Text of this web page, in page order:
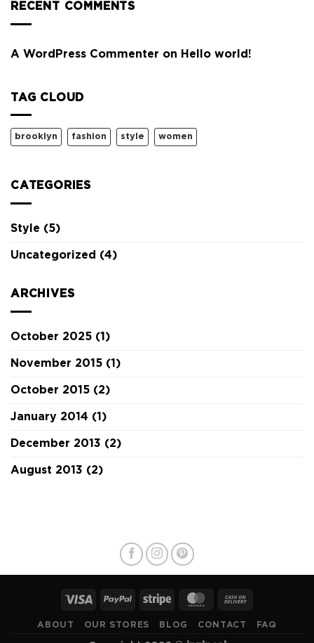
RECENT COMMENTS
A WordPress Commenter on Hello world!
TAG CLOUD
brooklyn fashion style women
CATEGORIES
Style (5)
Uncategorized (4)
ARCHIVES
October 2025 (1)
November 2015 (1)
October 2015 (2)
January 2014 (1)
December 2013 (2)
August 2013 (2)
ABOUT OUR STORES BLOG CONTACT FAQ